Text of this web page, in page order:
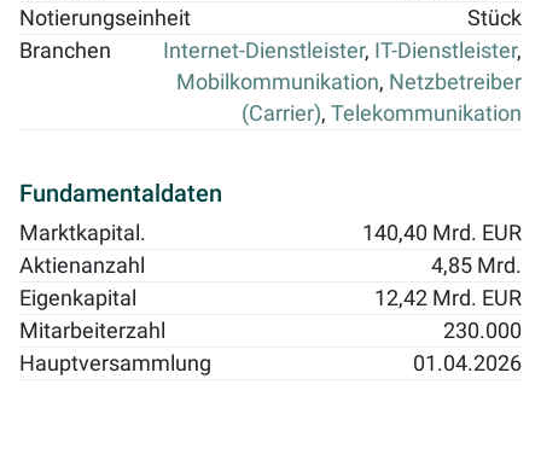
Notierungseinheit
Stück
Branchen
Internet-Dienstleister, IT-Dienstleister,
Mobilkommunikation, Netzbetreiber
(Carrier), Telekommunikation
Fundamentaldaten
Marktkapital.
140,40 Mrd. EUR
Aktienanzahl
4,85 Mrd.
Eigenkapital
12,42 Mrd. EUR
Mitarbeiterzahl
230.000
Hauptversammlung
01.04.2026